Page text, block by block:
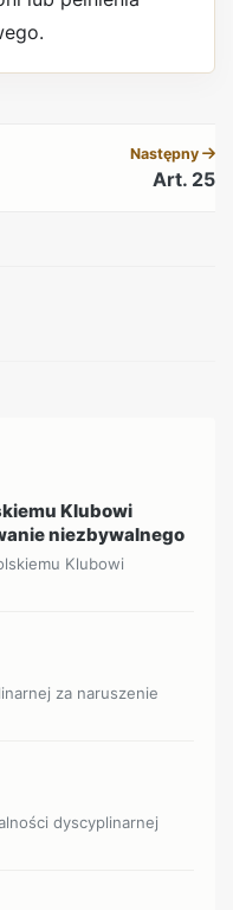
Następny
Art. 25
Klubowi
niezbywalnego
Klubowi
za naruszenie
dyscyplinarnej